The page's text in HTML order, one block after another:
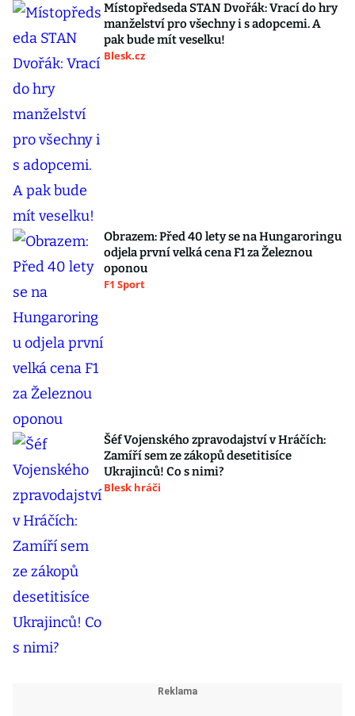
Místopředseda STAN Dvořák: Vrací do hry
manželství pro všechny i s adopcemi. A
pak bude mít veselku!
Blesk.cz
Obrazem: Před 40 lety se na Hungaroringu
odjela první velká cena F1 za Železnou
oponou
F1 Sport
Šéf Vojenského zpravodajství v Hráčích:
Zamíří sem ze zákopů desetitisíce
Ukrajinců! Co s nimi?
Blesk hráči